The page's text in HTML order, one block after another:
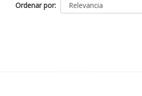
Ordenar por